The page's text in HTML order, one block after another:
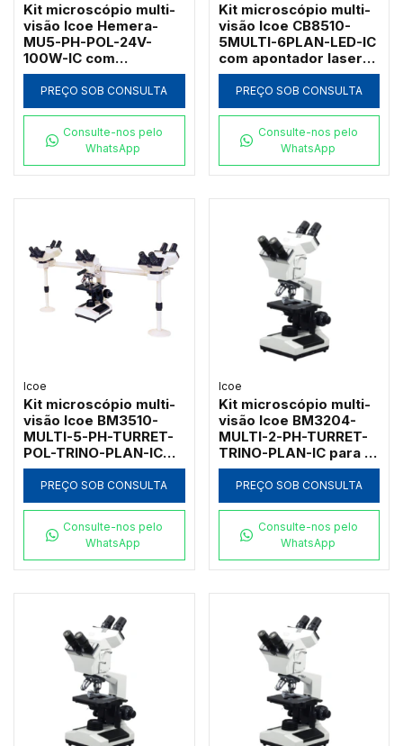
Kit microscópio multi-
visão Icoe Hemera-
MU5-PH-POL-24V-
100W-IC com
contraste de fase
polarização e lâmpada
halogênia de 100W
PREÇO SOB CONSULTA
Consulte-nos pelo
WhatsApp
Kit microscópio multi-
visão Icoe CB8510-
5MULTI-6PLAN-LED-IC
com apontador laser
revólver de 6 objetivas
infinitas e LED
PREÇO SOB CONSULTA
Consulte-nos pelo
WhatsApp
Icoe
Kit microscópio multi-
visão Icoe BM3510-
MULTI-5-PH-TURRET-
POL-TRINO-PLAN-IC
com contraste de fase
turret polarização e
plano LED
PREÇO SOB CONSULTA
Consulte-nos pelo
WhatsApp
Icoe
Kit microscópio multi-
visão Icoe BM3204-
MULTI-2-PH-TURRET-
TRINO-PLAN-IC para 2
observadores com
contraste de fase
turret e
PREÇO SOB CONSULTA
Consulte-nos pelo
WhatsApp